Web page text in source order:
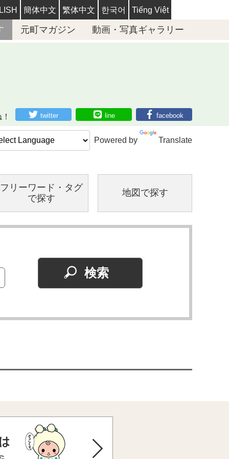
簡体中文 繁体中文 한국어 Tiếng Việt
元町マガジン 動画・写真ギャラリー
twitter line facebook
Powered by Translate
フリーワード・ タグ
で探す
地図で探す